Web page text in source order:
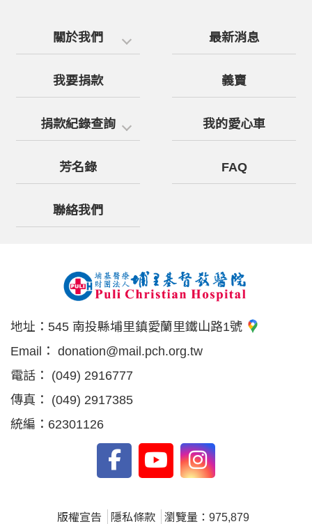
關於我們 最新消息
我要捐款 義賣
捐款紀錄查詢 我的愛心車
芳名錄 FAQ
聯絡我們
地址： 545 南投縣埔里鎮愛蘭里鐵山路1號
Email： donation@mail.pch.org.tw
電話：
(049) 2916777
傳真：
(049) 2917385
統編：62301126
版權宣告 隱私條款 瀏覽量：975,879